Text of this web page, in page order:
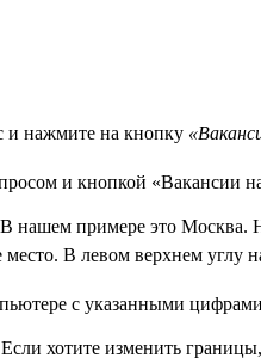
и нажмите на кнопку
нашем примере это Москва.
В левом верхнем углу
хотите изменить